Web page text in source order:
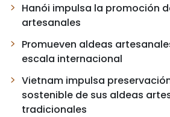
Hanói impulsa la promoción
artesanales
Promueven aldeas
escala internacional
Vietnam impulsa
sostenible de sus aldeas
tradicionales